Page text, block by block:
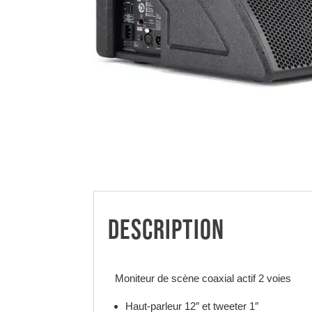
DESCRIPTION
Moniteur de scène coaxial actif 2 voies
Haut-parleur 12″ et tweeter 1″